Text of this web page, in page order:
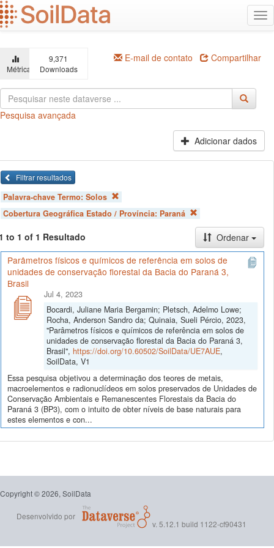
Ir
para
o
principal
Métricas
9,371
Downloads
E-mail de contato Compartilhar
Pesquisa avançada
Adicionar dados
Filtrar resultados
Palavra-chave Termo: Solos
Cobertura Geográfica Estado / Província: Paraná
to 1 of 1 Resultado
Ordenar
Parâmetros físicos e químicos de referência em solos de
unidades de conservação florestal da Bacia do Paraná 3,
Brasil
Jul 4, 2023
Bocardi, Juliane Maria Bergamin; Pletsch, Adelmo Lowe;
Rocha, Anderson Sandro da; Quinaia, Sueli Pércio, 2023,
"Parâmetros físicos e químicos de referência em solos de
unidades de conservação florestal da Bacia do Paraná 3,
Brasil", https://doi.org/10.60502/SoilData/UE7AUE,
SoilData, V1
Essa pesquisa objetivou a determinação dos teores de metais,
macroelementos e radionuclídeos em solos preservados de Unidades de
Conservação Ambientais e Remanescentes Florestais da Bacia do
Paraná 3 (BP3), com o intuito de obter níveis de base naturais para
estes elementos e con...
Copyright © 2026, SoilData
Desenvolvido por
v. 5.12.1 build 1122-cf90431